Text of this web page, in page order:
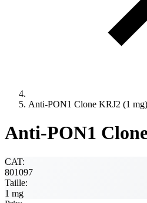
Anti-PON1 Clone KRJ2 (1 mg)
Anti-PON1
CAT:
801097
Taille:
1 mg